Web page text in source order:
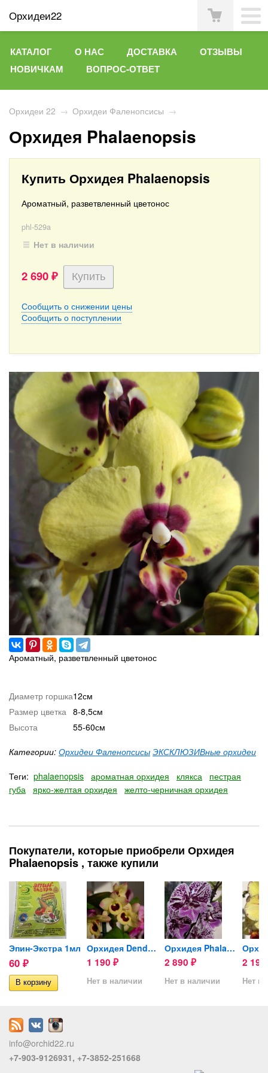
Орхидеи22
КАТАЛОГ О НАС ДОСТАВКА
ОТЗЫВЫ
НОВИЧКАМ
ВОПРОС-ОТВЕТ
Орхидеи 22 → Орхидеи Фаленопсисы →
Орхидея Phalaenopsis
Купить Орхидея Phalaenopsis
Ароматный, разветвленный цветонос
phl-529a
Нет в наличии
2 690 ₽
Сообщить о снижении цены
Сообщить о поступлении
Ароматный, разветвленный цветонос
Диаметр горшка12см
Размер цветка 8-8,5см
Высота
55-60см
Категории: Орхидеи Фаленопсисы ЭКСКЛЮЗИВные орхидеи
Теги: phalaenopsis ароматная орхидея клякса
пестрая
губа
ярко-желтая орхидея желто-черничная орхидея
Покупатели, которые приобрели Орхидея
Phalaenopsis , также купили
Эпин-Экстра 1мл
60 ₽
Орхидея Dendrobium nobile...
1 190 ₽
Нет в наличии
Орхидея Phalaenopsis...
2 890 ₽
Нет в наличии
2 190
Нет в
info@orchid22.ru
+7-903-9126931, +7-3852-251668